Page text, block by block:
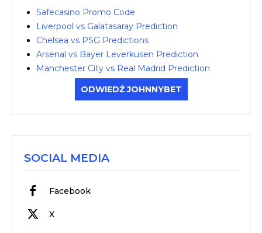
Safecasino Promo Code
Liverpool vs Galatasaray Prediction
Chelsea vs PSG Predictions
Arsenal vs Bayer Leverkusen Prediction
Manchester City vs Real Madrid Prediction
ODWIEDŹ JOHNNYBET
SOCIAL MEDIA
Facebook
X